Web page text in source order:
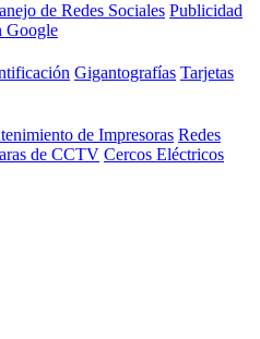
de Redes Sociales Publicidad
Google
Gigantografías Tarjetas
de Impresoras Redes
de CCTV Cercos Eléctricos